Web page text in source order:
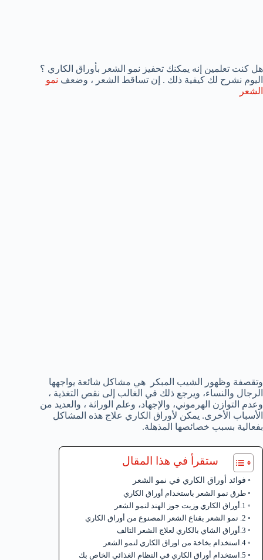
هل كنت تعلمين إنه يمكنك تحفيز نمو الشعر بأوراق الكاري ؟
اليوم نشرح لك كيفية ذلك . إن تساقط الشعر ، وضعف نمو
الشعر
وتقصفة وظهور الشيب المبكر هي مشاكل شائعة يواجهها
الرجال والنساء، ويرجع ذلك في الغالب إلى نقص التغذية ،
وعدم التوازن الهرموني، والإجهاد، وعلم الوراثة ، والعديد من
الأسباب الأخرى. يمكن لأوراق الكاري علاج هذه المشاكل
بفعالية بسبب خصائصها المذهلة.
ستقرأ في هذا المقال
فوائد أوراق الكاري في نمو الشعر
طرق نمو الشعر باستخدام أوراق الكاري
1.أوراق الكاري وزيت جوز الهند لنمو الشعر
2. نمو الشعر بقناع الشعر المصنوع من أوراق الكاري
3.أوراق الشاي بالكاري لعلاج الشعر التالف
4.استخدام بخاخة من اوراق الكاري لنمو الشعر
5.استخدام أوراق الكاري في النظام الغذائي الخاص بك